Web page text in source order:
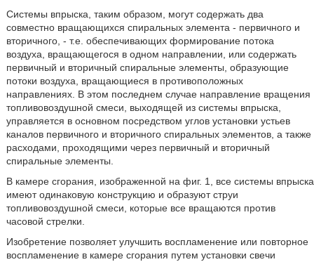
Системы впрыска, таким образом, могут содержать два
совместно вращающихся спиральных элемента - первичного и
вторичного, - т.е. обеспечивающих формирование потока
воздуха, вращающегося в одном направлении, или содержать
первичный и вторичный спиральные элементы, образующие
потоки воздуха, вращающиеся в противоположных
направлениях. В этом последнем случае направление вращения
топливовоздушной смеси, выходящей из системы впрыска,
управляется в основном посредством углов установки устьев
каналов первичного и вторичного спиральных элементов, а также
расходами, проходящими через первичный и вторичный
спиральные элементы.
В камере сгорания, изображенной на фиг. 1, все системы впрыска
имеют одинаковую конструкцию и образуют струи
топливовоздушной смеси, которые все вращаются против
часовой стрелки.
Изобретение позволяет улучшить воспламенение или повторное
воспламенение в камере сгорания путем установки свечи